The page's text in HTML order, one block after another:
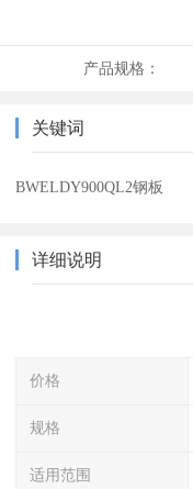
产品规格：
关键词
BWELDY900QL2钢板
详细说明
价格
规格
适用范围